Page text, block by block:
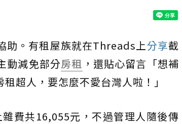
助。有租屋族就在Threads上分享截
動減免部分房租 ，還貼心留言「想補
超人，要怎麼不愛台灣人啦！」
費共16,055元，不過管理人隨後傳